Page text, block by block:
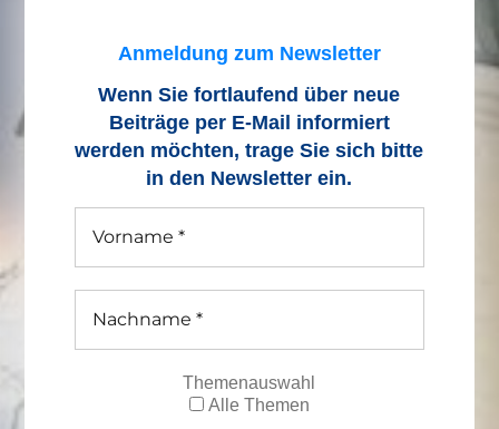
Anmeldung zum Newsletter
Wenn Sie fortlaufend über neue
Beiträge per E-Mail informiert
werden möchten, trage Sie sich bitte
in den Newsletter ein.
Themenauswahl
Alle Themen